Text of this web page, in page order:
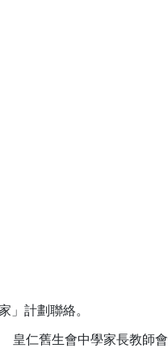
」計劃聯絡。
皇仁舊生會中學家長教師會